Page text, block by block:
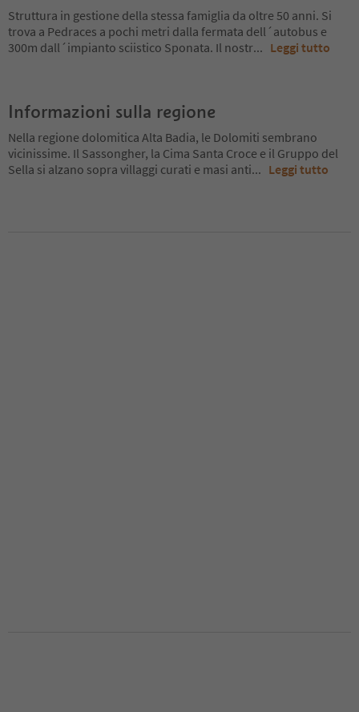
Struttura in gestione della stessa famiglia da oltre 50 anni. Si
trova a Pedraces a pochi metri dalla fermata dell´autobus e
300m dall´impianto sciistico Sponata. Il nostr... Leggi tutto
Informazioni sulla regione
Nella regione dolomitica Alta Badia, le Dolomiti sembrano
vicinissime. Il Sassongher, la Cima Santa Croce e il Gruppo del
Sella si alzano sopra villaggi curati e masi anti... Leggi tutto